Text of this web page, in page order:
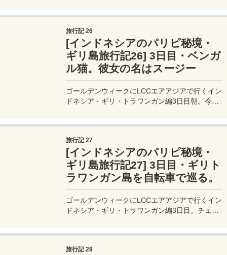
旅行記 26
[インドネシアのパリピ秘境・
ギリ島旅行記26] 3日目・ベンガ
ル猫。彼女の名はスージー
ゴールデンウィークにLCCエアアジアで行くイン
ドネシア・ギリ・トラワンガン編3日目朝。今日
いる。
旅行記 27
[インドネシアのパリピ秘境・
ギリ島旅行記27] 3日目・ギリト
ラワンガン島を自転車で巡る。
ゴールデンウィークにLCCエアアジアで行くイン
ドネシア・ギリ・トラワンガン編3日目。チェー
旅行記 28